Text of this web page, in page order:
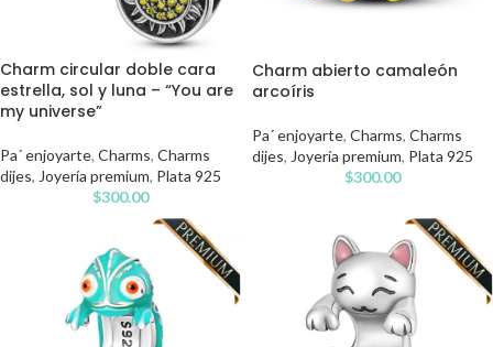
Charm circular doble cara
estrella, sol y luna – “You are
my universe”
Pa´ enjoyarte, Charms, Charms
dijes, Joyería premium, Plata 925
$300.00
Charm abierto camaleón
arcoíris
Pa´ enjoyarte, Charms, Charms
dijes, Joyería premium, Plata 925
$300.00